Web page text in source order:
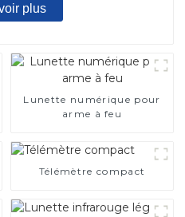
plus
Lunette numérique pour
arme à feu
Télémètre compact